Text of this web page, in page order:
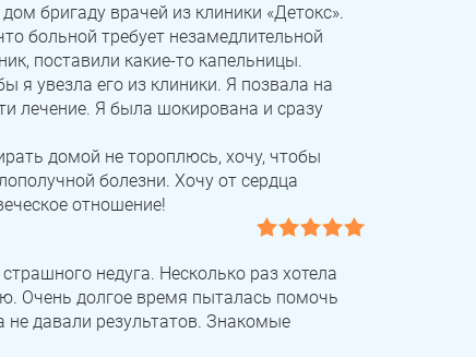
бригаду врачей из клиники «Детокс».
больной требует незамедлительной
поставили какие-то капельницы.
я увезла его из клиники. Я позвала на
лечение. Я была шокирована и сразу
домой не тороплюсь, хочу, чтобы
болезни. Хочу от сердца
отношение!
недуга. Несколько раз хотела
Очень долгое время пыталась помочь
давали результатов. Знакомые